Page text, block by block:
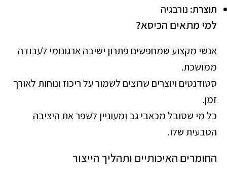
תוצרת: נורבגיה
למי מתאים הכיסא?
אנשי מקצוע שמחפשים פתרון ישיבה ארגונומי לעבודה
ממושכת.
סטודנטים ויוצרים שרוצים לשמור על ריכוז ונוחות לאורך
זמן.
כל מי שסובל מכאבי גב ומעוניין לשפר את היציבה
הטבעית שלו.
החומרים האיכותיים ותהליך הייצור